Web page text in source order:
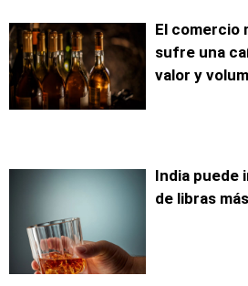
El comercio
sufre una
valor y
India puede
de libras